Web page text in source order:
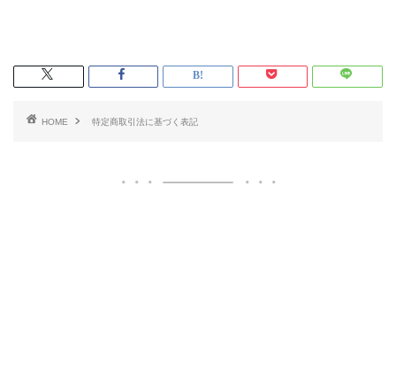
HOME 特定商取引法に基づく表記